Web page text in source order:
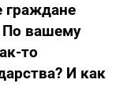
вашему
то
И как